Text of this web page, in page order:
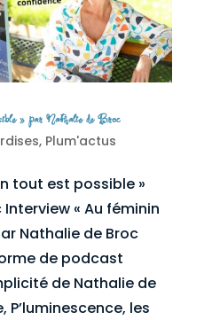
» par Nathalie de Broc
, Plum'actus
tout est possible »
« Au féminin
Nathalie de Broc
de podcast
de Nathalie de
P’luminescence, les